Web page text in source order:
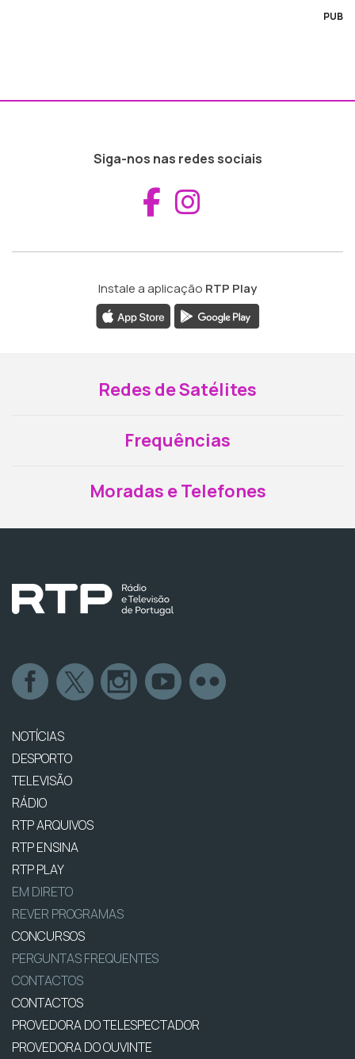
PUB
Siga-nos nas redes sociais
Aceder ao
Instale a aplicação RTP Play
Redes de Satélites
Frequências
Moradas e Telefones
NOTÍCIAS
DESPORTO
TELEVISÃO
RÁDIO
RTP ARQUIVOS
RTP ENSINA
RTP PLAY
EM DIRETO
REVER PROGRAMAS
CONCURSOS
PERGUNTAS FREQUENTES
CONTACTOS
CONTACTOS
PROVEDORA DO TELESPECTADOR
PROVEDORA DO OUVINTE